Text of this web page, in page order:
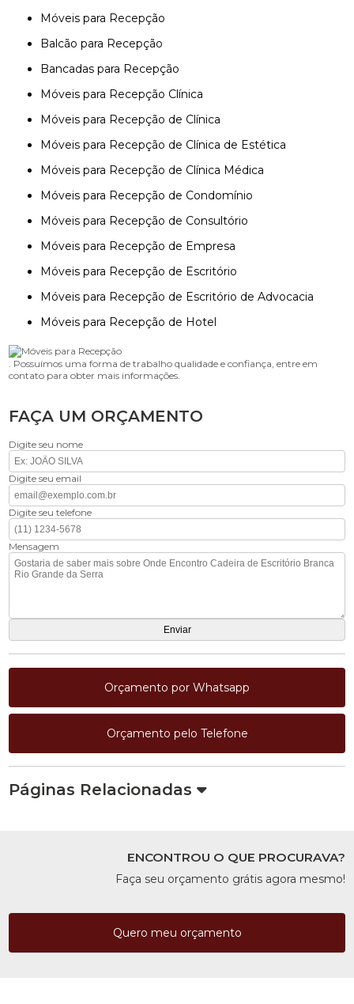
Móveis para Recepção
Balcão para Recepção
Bancadas para Recepção
Móveis para Recepção Clínica
Móveis para Recepção de Clínica
Móveis para Recepção de Clínica de Estética
Móveis para Recepção de Clínica Médica
Móveis para Recepção de Condomínio
Móveis para Recepção de Consultório
Móveis para Recepção de Empresa
Móveis para Recepção de Escritório
Móveis para Recepção de Escritório de Advocacia
Móveis para Recepção de Hotel
. Possuímos uma forma de trabalho qualidade e confiança, entre em
contato para obter mais informações.
FAÇA UM ORÇAMENTO
Digite seu nome
Digite seu email
Digite seu telefone
Mensagem
Orçamento por Whatsapp
Orçamento pelo Telefone
Páginas Relacionadas
ENCONTROU O QUE PROCURAVA?
Faça seu orçamento grátis agora mesmo!
Quero meu orçamento